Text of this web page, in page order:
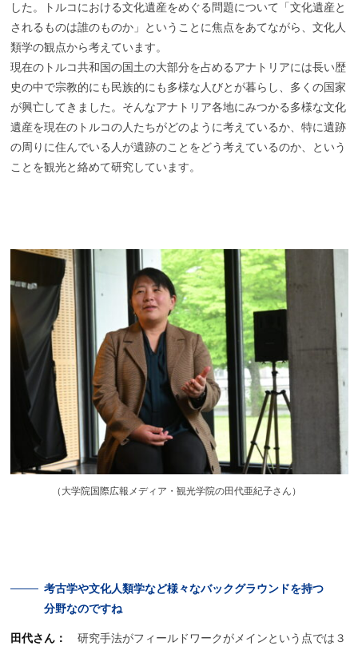
した。トルコにおける文化遺産をめぐる問題について「文化遺産と
されるものは誰のものか」ということに焦点をあてながら、文化人
類学の観点から考えています。
現在のトルコ共和国の国土の大部分を占めるアナトリアには長い歴
史の中で宗教的にも民族的にも多様な人びとが暮らし、多くの国家
が興亡してきました。そんなアナトリア各地にみつかる多様な文化
遺産を現在のトルコの人たちがどのように考えているか、特に遺跡
の周りに住んでいる人が遺跡のことをどう考えているのか、という
ことを観光と絡めて研究しています。
（ 大学院国際広報メディア・観光学院の田代亜紀子さん）
考古学や文化人類学など様々なバックグラウンドを持つ
分野なのですね
田代さん： 研究手法がフィールドワークがメインという点では３